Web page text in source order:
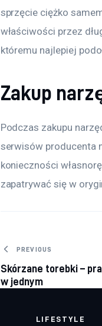
sprzęcie ciężko
właściwości przez
któremu najlepiej
Zakup
Podczas zakupu
serwisów producenta
konieczności
zapatrywać się w
Nawigacja
PREVIOUS
Skórzane torebki –
w jednym
LIFESTYLE